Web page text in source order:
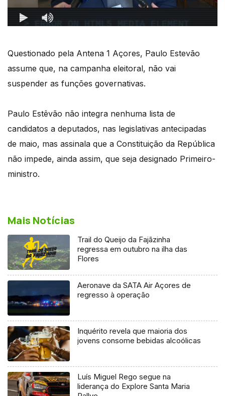
Questionado pela Antena 1 Açores, Paulo Estevão
assume que, na campanha eleitoral, não vai
suspender as funções governativas.
Paulo Estêvão não integra nenhuma lista de
candidatos a deputados, nas legislativas antecipadas
de maio, mas assinala que a Constituição da República
não impede, ainda assim, que seja designado Primeiro-
ministro.
Mais Notícias
Trail do Queijo da Fajãzinha
regressa em outubro na ilha das
Flores
Aeronave da SATA Air Açores de
regresso à operação
Inquérito revela que maioria dos
jovens consome bebidas alcoólicas
Luís Miguel Rego segue na
liderança do Explore Santa Maria